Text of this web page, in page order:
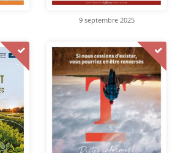
9 septembre 2025